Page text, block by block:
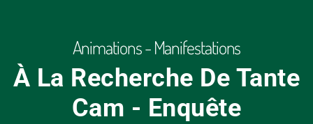
Animations - Manifestations
À La Recherche De Tante
Cam - Enquête